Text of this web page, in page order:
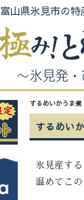
富山県氷見市の
するめいかうま煮
するめい
氷見産する
温めてこ